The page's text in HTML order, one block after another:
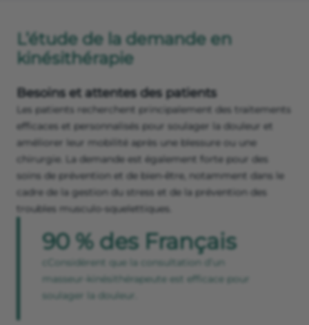
L’étude de la demande en
kinésithérapie
Besoins et attentes des patients
Les patients recherchent principalement des traitements
efficaces et personnalisés pour soulager la douleur et
améliorer leur mobilité après une blessure ou une
chirurgie. La demande est également forte pour des
soins de prévention et de bien-être, notamment dans le
cadre de la gestion du stress et de la prévention des
troubles musculo-squelettiques.
90 % des Français
cConsidèrent que la consultation d’un
masseur-kinésithérapeute est efficace pour
soulager la douleur.